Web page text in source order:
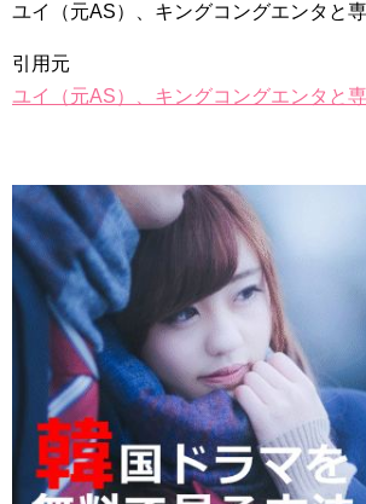
ユイ（元AS）、キングコングエンタと
引用元
ユイ（元AS）、キングコングエンタと